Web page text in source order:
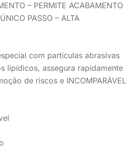
– PERMITE ACABAMENTO
PASSO – ALTA
com partículas abrasivas
lipídicos, assegura rapidamente
de riscos e INCOMPARÁVEL